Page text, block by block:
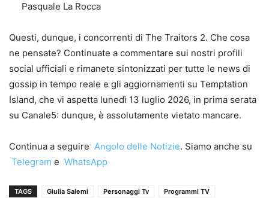
Pasquale La Rocca
Questi, dunque, i concorrenti di The Traitors 2. Che cosa
ne pensate? Continuate a commentare sui nostri profili
social ufficiali e rimanete sintonizzati per tutte le news di
gossip in tempo reale e gli aggiornamenti su Temptation
Island, che vi aspetta lunedì 13 luglio 2026, in prima serata
su Canale5: dunque, è assolutamente vietato mancare.
Continua a seguire Angolo delle Notizie. Siamo anche su
Telegram e WhatsApp
TAGS Giulia Salemi Personaggi Tv
Programmi TV